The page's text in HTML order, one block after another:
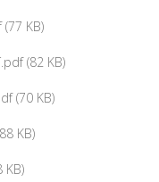
KB)
(82 KB)
(70 KB)
KB)
KB)